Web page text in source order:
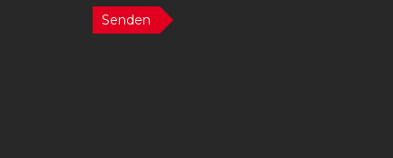
Senden